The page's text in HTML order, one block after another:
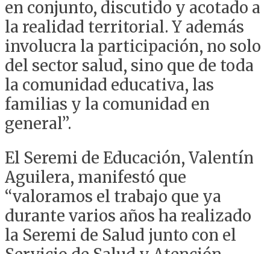
en conjunto, discutido y acotado a
la realidad territorial. Y además
involucra la participación, no solo
del sector salud, sino que de toda
la comunidad educativa, las
familias y la comunidad en
general”.
El Seremi de Educación, Valentín
Aguilera, manifestó que
“valoramos el trabajo que ya
durante varios años ha realizado
la Seremi de Salud junto con el